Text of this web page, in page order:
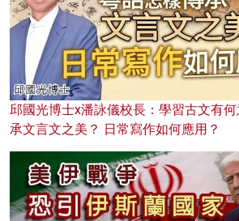
邱國光博士x潘詠儀校長：學習古文有
承文言文之美？ 日常寫作如何應用？